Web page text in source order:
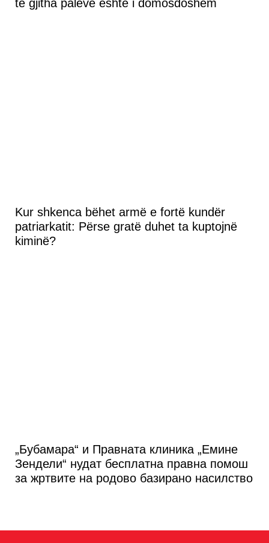
të gjitha palëve është i domosdoshëm
Kur shkenca bëhet armë e fortë kundër
patriarkatit: Përse gratë duhet ta kuptojnë
kiminë?
„Бубамара“ и Правната клиника „Емине
Зендели“ нудат бесплатна правна помош
за жртвите на родово базирано насилство